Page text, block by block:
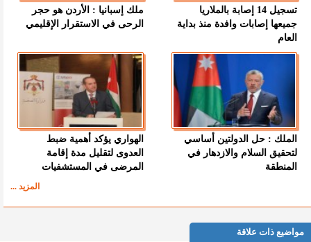
تسجيل 14 إصابة بالملاريا
جميعها إصابات وافدة منذ بداية
العام
ملك إسبانيا : الأردن هو حجر
الرحى في الاستقرار الإقليمي
الملك : حل الدولتين أساسي
لتحقيق السلام والازدهار في
المنطقة
الهواري يؤكد أهمية ضبط
العدوى لتقليل مدة إقامة
المرضى في المستشفيات
المزيد ...
مواضيع ذات علاقة